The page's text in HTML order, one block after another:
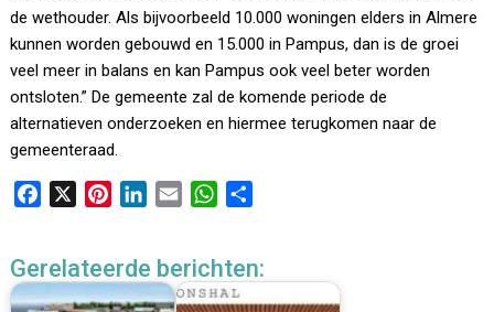
de wethouder. Als bijvoorbeeld 10.000 woningen elders in Almere
kunnen worden gebouwd en 15.000 in Pampus, dan is de groei
veel meer in balans en kan Pampus ook veel beter worden
ontsloten.” De gemeente zal de komende periode de
alternatieven onderzoeken en hiermee terugkomen naar de
gemeenteraad.
e
b
t
e
k
e
i
l
W
t
s
e
n
Gerelateerde berichten: